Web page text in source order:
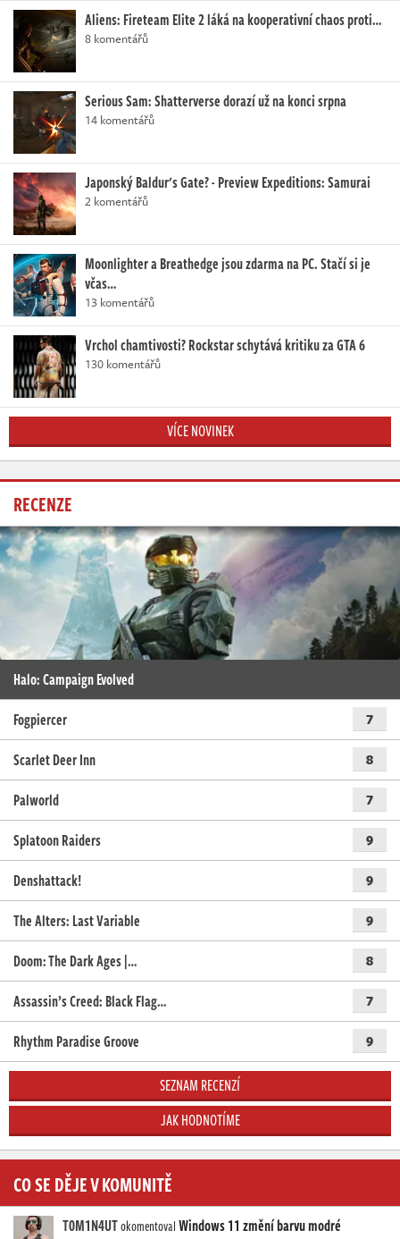
Aliens: Fireteam Elite 2 láká na kooperativní chaos proti…
8 komentářů
Serious Sam: Shatterverse dorazí už na konci srpna
14 komentářů
Japonský Baldur's Gate? - Preview Expeditions: Samurai
2 komentářů
Moonlighter a Breathedge jsou zdarma na PC. Stačí si je
včas…
13 komentářů
Vrchol chamtivosti? Rockstar schytává kritiku za GTA 6
130 komentářů
VÍCE NOVINEK
RECENZE
Halo: Campaign Evolved
Fogpiercer
7
Scarlet Deer Inn 8
Palworld 7
Splatoon Raiders 9
Denshattack! 9
The Alters: Last Variable 9
Doom: The Dark Ages |… 8
Assassin’s Creed: Black Flag… 7
Rhythm Paradise Groove 9
SEZNAM RECENZÍ
JAK HODNOTÍME
CO SE DĚJE V KOMUNITĚ
T0M1N4UTokomentovalWindows 11 změní barvu modré